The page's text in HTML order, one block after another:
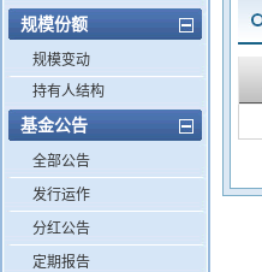
规模份额
规模变动
持有人结构
基金公告
全部公告
发行运作
分红公告
定期报告